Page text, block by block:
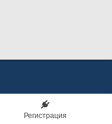
Регистрация